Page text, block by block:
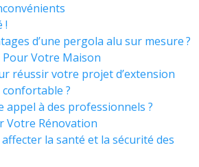
!
d’une pergola alu sur mesure ?
Pour Votre Maison
réussir votre projet d’extension
confortable ?
à des professionnels ?
Votre Rénovation
la santé et la sécurité des